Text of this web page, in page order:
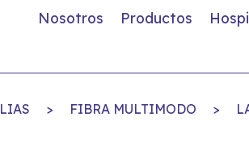
Nosotros Productos
> FIBRA MULTIMODO >